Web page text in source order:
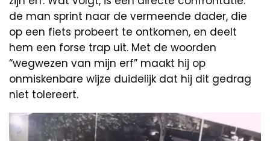
de man sprint naar de vermeende dader, die
op een fiets probeert te ontkomen, en deelt
hem een forse trap uit. Met de woorden
“wegwezen van mijn erf” maakt hij op
onmiskenbare wijze duidelijk dat hij dit gedrag
niet tolereert.